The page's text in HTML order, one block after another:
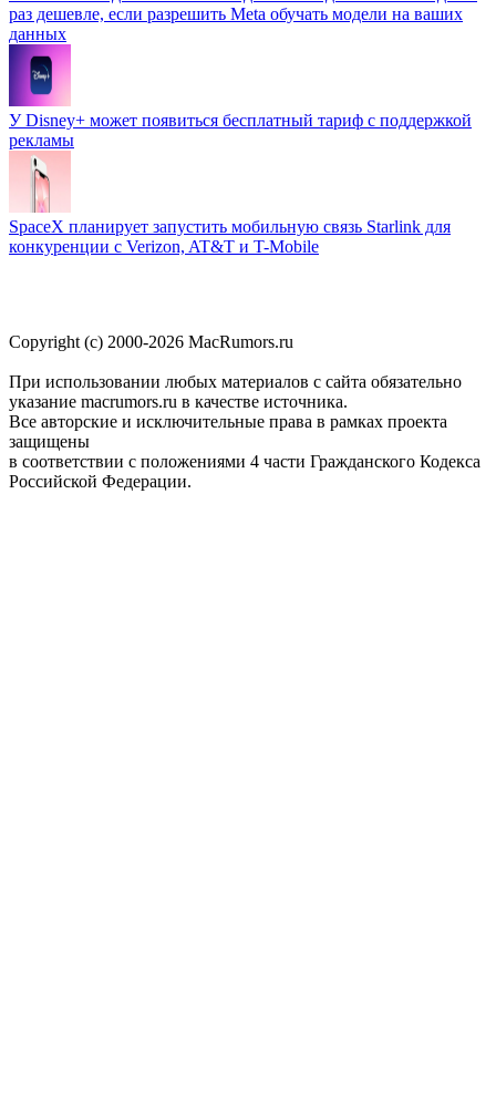
раз дешевле, если разрешить Meta обучать модели на ваших
данных
У Disney+ может появиться бесплатный тариф с поддержкой
рекламы
SpaceX планирует запустить мобильную связь Starlink для
конкуренции с Verizon, AT&T и T-Mobile
Copyright (c) 2000-2026 MacRumors.ru
При использовании любых материалов с сайта обязательно
указание macrumors.ru в качестве источника.
Все авторские и исключительные права в рамках проекта
защищены
в соответствии с положениями 4 части Гражданского Кодекса
Российской Федерации.